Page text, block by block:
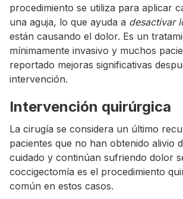
procedimiento se utiliza para aplicar
una aguja, lo que ayuda a desactivar
están causando el dolor. Es un
mínimamente invasivo y muchos
reportado mejoras significativas
intervención.
Intervención quirúrgica
La cirugía se considera un último
pacientes que no han obtenido alivio
cuidado y continúan sufriendo dolor
coccigectomía es el procedimiento
común en estos casos.